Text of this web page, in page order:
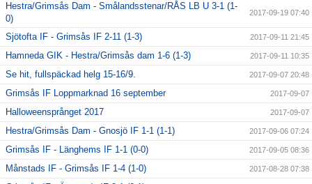
Hestra/Grimsås Dam - Smålandsstenar/RÅS LB U 3-1 (1-
0)
2017-09-19 07:40
Sjötofta IF - Grimsås IF 2-11 (1-3) 2017-09-11 21:45
Hamneda GIK - Hestra/Grimsås dam 1-6 (1-3) 2017-09-11 10:35
Se hit, fullspäckad helg 15-16/9. 2017-09-07 20:48
Grimsås IF Loppmarknad 16 september 2017-09-07
Halloweensprånget 2017 2017-09-07
Hestra/Grimsås Dam - Gnosjö IF 1-1 (1-1) 2017-09-06 07:24
Grimsås IF - Länghems IF 1-1 (0-0) 2017-09-05 08:36
Månstads IF - Grimsås IF 1-4 (1-0) 2017-08-28 07:38